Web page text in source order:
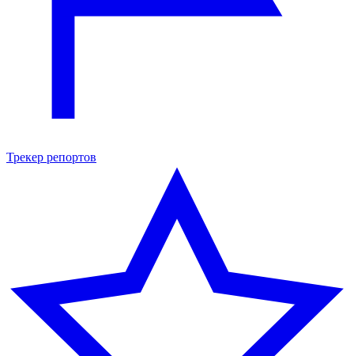
Трекер репортов